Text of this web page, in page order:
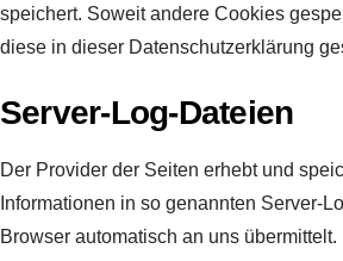
speichert. Soweit andere Cookies
diese in dieser Datenschutzerklärung
Server-Log-Dateien
Der Provider der Seiten erhebt und
Informationen in so genannten Server-
Browser automatisch an uns übermittelt.